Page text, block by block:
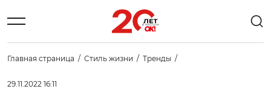
Главная страница Стиль жизни Тренды
29.11.2022 16:11